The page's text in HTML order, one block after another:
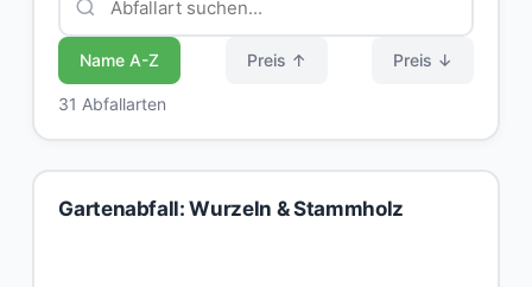
Name A-Z Preis ↑ Preis ↓
31 Abfallarten
Gartenabfall: Wurzeln & Stammholz